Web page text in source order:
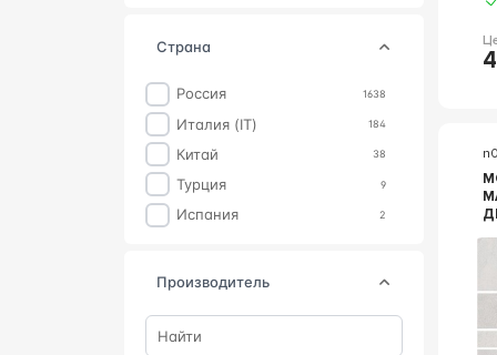
страна
Россия 1638
Италия (IT) 184
Китай 38
Турция 9
Испания 2
производитель